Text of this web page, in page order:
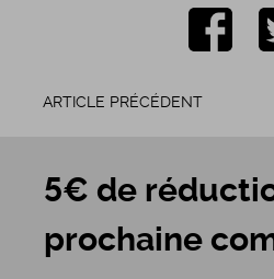
ARTICLE PRÉCÉDENT
5€ de
prochaine